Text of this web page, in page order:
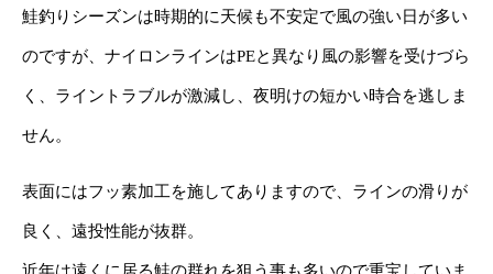
鮭釣りシーズンは時期的に天候も不安定で風の強い日が多い
のですが、ナイロンラインはPEと異なり風の影響を受けづら
く、ライントラブルが激減し、夜明けの短かい時合を逃しま
せん。
表面にはフッ素加工を施してありますので、ラインの滑りが
良く、遠投性能が抜群。